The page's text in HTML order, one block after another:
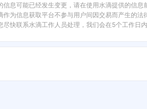
息可能已经发生变更，请在使用水滴提供的信
为信息获取平台不参与用户间因交易而产生的
快联系水滴工作人员处理，我们会在5个工作日